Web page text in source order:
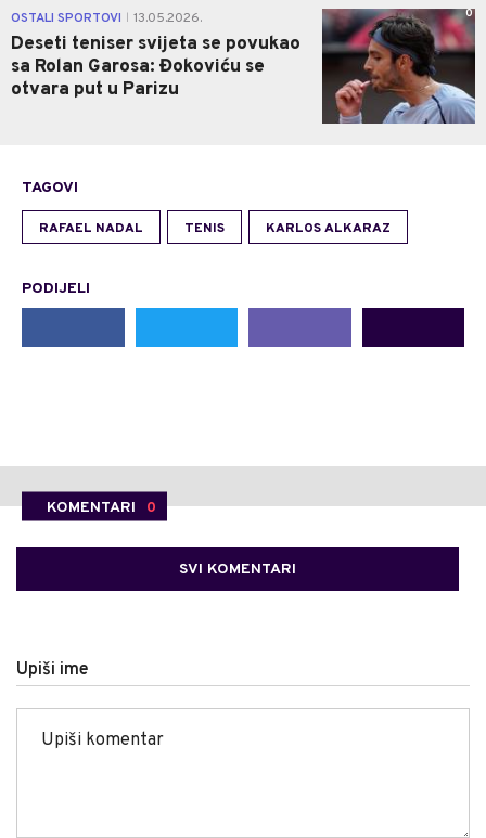
OSTALI SPORTOVI 13.05.2026.
Deseti teniser svijeta se povukao
sa Rolan Garosa: Đokoviću se
otvara put u Parizu
0
TAGOVI
RAFAEL NADAL TENIS KARLOS ALKARAZ
PODIJELI
KOMENTARI 0
SVI KOMENTARI
Upiši ime